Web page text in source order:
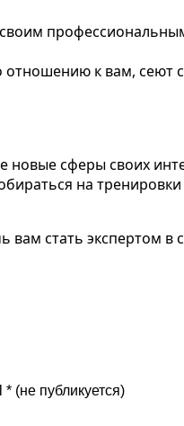
к вам,
новые сферы своих
на
стать экспертом в